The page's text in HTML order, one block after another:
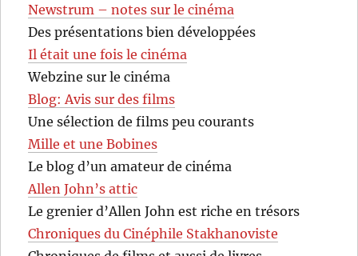
Newstrum – notes sur le cinéma
Des présentations bien développées
Il était une fois le cinéma
Webzine sur le cinéma
Blog: Avis sur des films
Une sélection de films peu courants
Mille et une Bobines
Le blog d’un amateur de cinéma
Allen John’s attic
Le grenier d’Allen John est riche en trésors
Chroniques du Cinéphile Stakhanoviste